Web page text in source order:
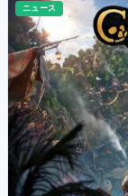
ニュース